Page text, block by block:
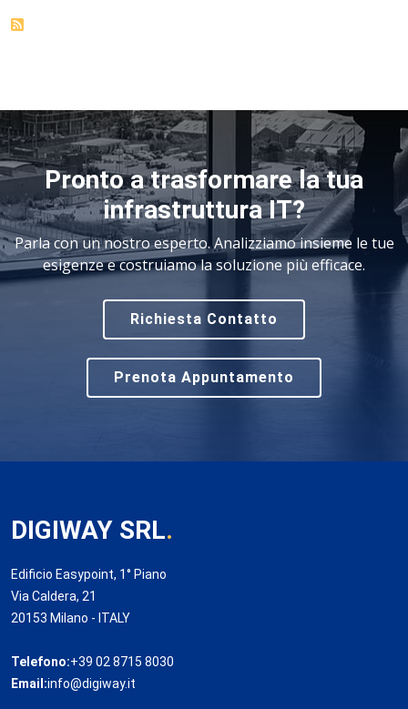
Pronto a trasformare la tua
infrastruttura IT?
Parla con un nostro esperto. Analizziamo insieme le tue
esigenze e costruiamo la soluzione più efficace.
Richiesta Contatto
Prenota Appuntamento
DIGIWAY SRL.
Edificio Easypoint, 1° Piano
Via Caldera, 21
20153 Milano - ITALY
Telefono:+39 02 8715 8030
Email:info@digiway.it